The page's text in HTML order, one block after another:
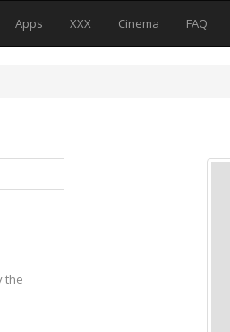
Apps XXX Cinema FAQ
the